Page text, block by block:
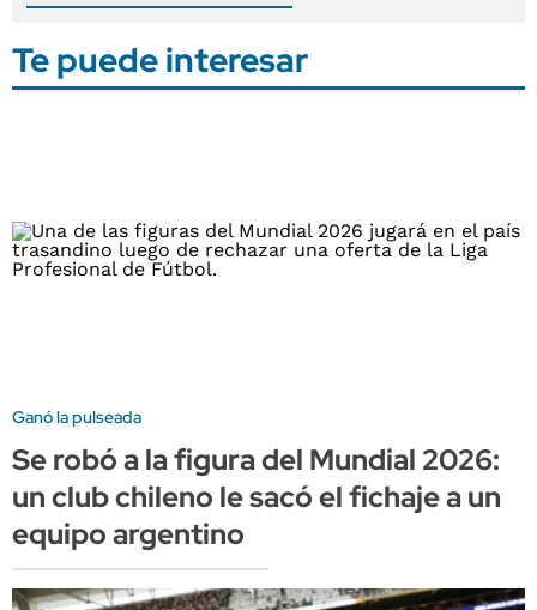
Te puede interesar
Ganó la pulseada
Se robó a la figura del Mundial 2026:
un club chileno le sacó el fichaje a un
equipo argentino